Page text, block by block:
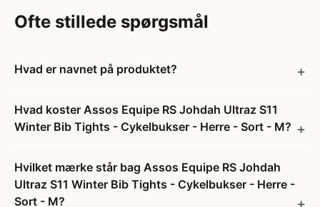
Ofte stillede spørgsmål
Hvad er navnet på produktet?
Hvad koster Assos Equipe RS Johdah Ultraz S11
Winter Bib Tights - Cykelbukser - Herre - Sort - M?
Hvilket mærke står bag Assos Equipe RS Johdah
Ultraz S11 Winter Bib Tights - Cykelbukser - Herre -
Sort - M?